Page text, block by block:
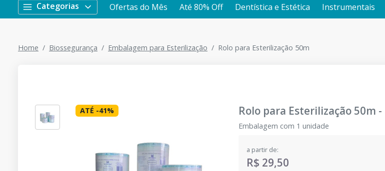
Categorias Ofertas do Mês Até 80% Off Dentística e Estética Instrumentais
Home Biossegurança Embalagem para Esterilização Rolo para Esterilização 50m
ATÉ -41% Rolo para Esterilização 50m -
Embalagem com 1 unidade
a partir de:
R$ 29,50